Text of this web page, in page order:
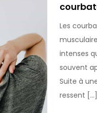
Les
intenses
souvent
Suite à
ressent […]